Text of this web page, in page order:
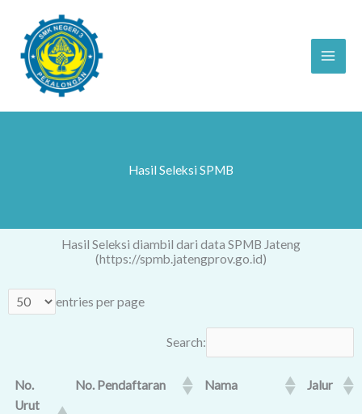
content
Hasil Seleksi SPMB
Hasil Seleksi diambil dari data SPMB Jateng
(https://spmb.jatengprov.go.id)
entries per page
Search:
No.
Urut
No. Pendaftaran Nama Jalur